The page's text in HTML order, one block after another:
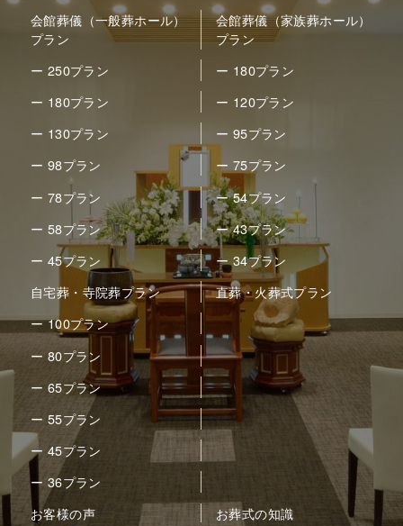
会館葬儀（一般葬ホール）
プラン
ー 250プラン
ー 180プラン
ー 130プラン
ー 98プラン
ー 78プラン
ー 58プラン
ー 45プラン
会館葬儀（家族葬ホール）
プラン
ー 180プラン
ー 120プラン
ー 95プラン
ー 75プラン
ー 54プラン
ー 43プラン
ー 34プラン
自宅葬・寺院葬プラン
ー 100プラン
ー 80プラン
ー 65プラン
ー 55プラン
ー 45プラン
ー 36プラン
直葬・火葬式プラン
お客様の声
お葬式の知識